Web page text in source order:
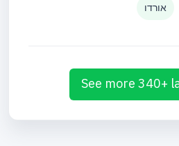
אורדו
See more 340+